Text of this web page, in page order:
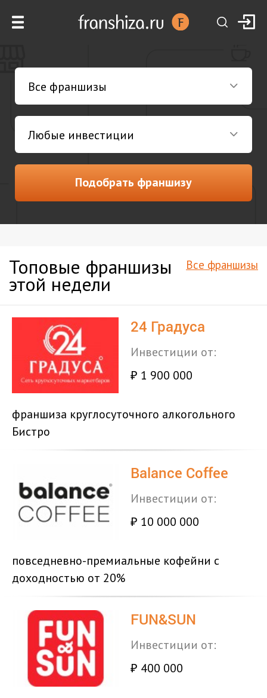
Подобрать франшизу
Все франшизы
Топовые франшизы
этой недели
24 Градуса
Инвестиции от:
₽ 1 900 000
франшиза круглосуточного алкогольного
Бистро
Balance Coffee
Инвестиции от:
₽ 10 000 000
повседневно-премиальные кофейни с
доходностью от 20%
FUN&SUN
Инвестиции от:
₽ 400 000